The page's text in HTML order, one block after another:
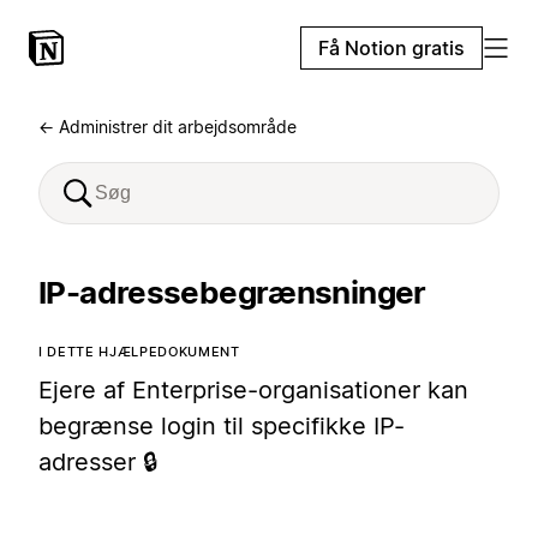
Få Notion gratis
← Administrer dit arbejdsområde
IP-adressebegrænsninger
I DETTE HJÆLPEDOKUMENT
Ejere af Enterprise-organisationer kan
begrænse login til specifikke IP-
adresser 🔒